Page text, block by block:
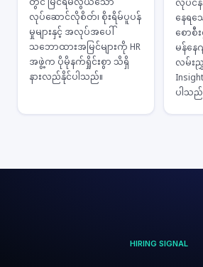
လုပ်ဆောင်လိုစိတ်၊ စိုးရိမ်ပူပန်
မှုများနှင့် အလုပ်အပေါ်
သဘောထားအမြင်များကို HR
အဖွဲ့က ပိုမိုနက်ရှိုင်းစွာ သိရှိ
နားလည်နိုင်ပါသည်။
နေရ
စောစီ
မန်နေ
လမ်း
ပါသ
HIRING SIGNAL